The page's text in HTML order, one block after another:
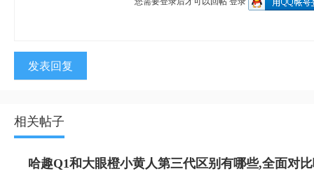
发表回复
相关帖子
哈趣Q1和大眼橙小黄人第三代区别有哪些,全面对